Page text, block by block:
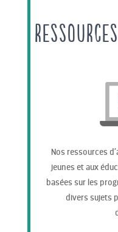
Nos ressources
jeunes et aux
basées sur les
divers sujets